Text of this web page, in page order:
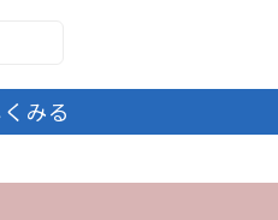
みる